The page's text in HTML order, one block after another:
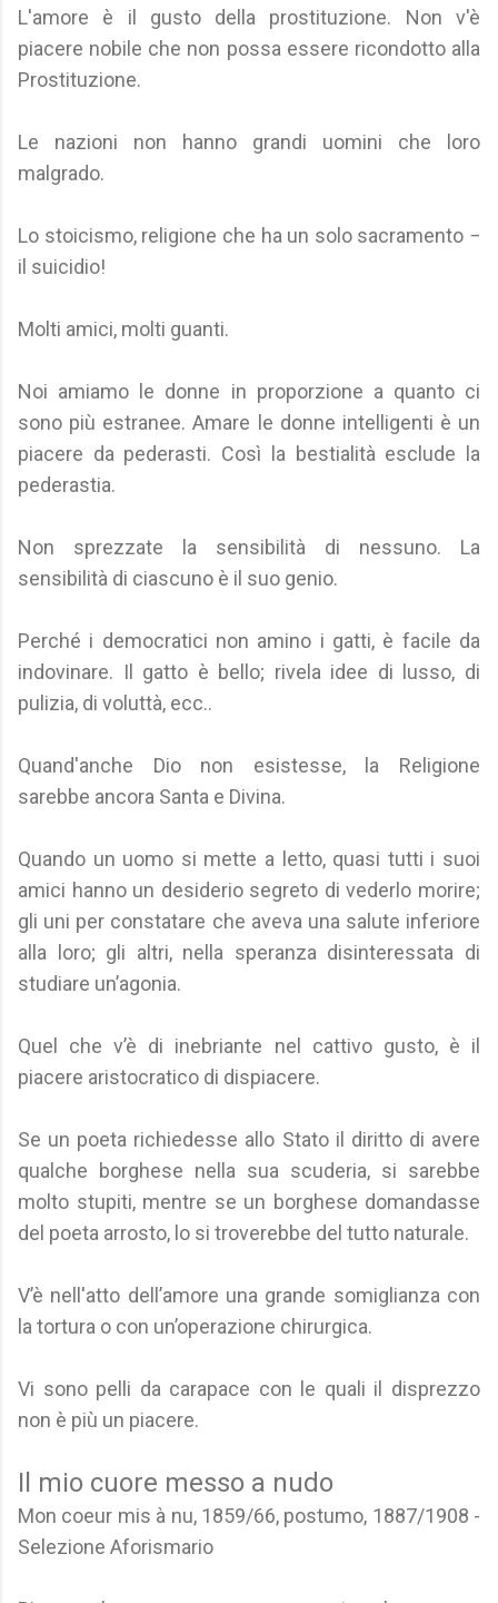
L'amore è il gusto della prostituzione. Non v'è
piacere nobile che non possa essere ricondotto alla
Prostituzione.
Le nazioni non hanno grandi uomini che loro
malgrado.
Lo stoicismo, religione che ha un solo sacramento −
il suicidio!
Molti amici, molti guanti.
Noi amiamo le donne in proporzione a quanto ci
sono più estranee. Amare le donne intelligenti è un
piacere da pederasti. Così la bestialità esclude la
pederastia.
Non sprezzate la sensibilità di nessuno. La
sensibilità di ciascuno è il suo genio.
Perché i democratici non amino i gatti, è facile da
indovinare. Il gatto è bello; rivela idee di lusso, di
pulizia, di voluttà, ecc..
Quand'anche Dio non esistesse, la Religione
sarebbe ancora Santa e Divina.
Quando un uomo si mette a letto, quasi tutti i suoi
amici hanno un desiderio segreto di vederlo morire;
gli uni per constatare che aveva una salute inferiore
alla loro; gli altri, nella speranza disinteressata di
studiare un’agonia.
Quel che v’è di inebriante nel cattivo gusto, è il
piacere aristocratico di dispiacere.
Se un poeta richiedesse allo Stato il diritto di avere
qualche borghese nella sua scuderia, si sarebbe
molto stupiti, mentre se un borghese domandasse
del poeta arrosto, lo si troverebbe del tutto naturale.
V’è nell'atto dell’amore una grande somiglianza con
la tortura o con un’operazione chirurgica.
Vi sono pelli da carapace con le quali il disprezzo
non è più un piacere.
Il mio cuore messo a nudo
Mon coeur mis à nu, 1859/66, postumo, 1887/1908 -
Selezione Aforismario